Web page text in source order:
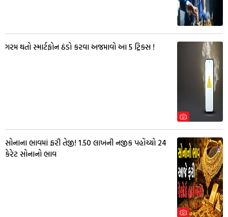
ગરમ થતો સ્માર્ટફોન ઠંડો કરવા અજમાવો આ 5 ટ્રિક્સ !
સોનાના ભાવમાં ફરી તેજી! ₹1.50 લાખની નજીક પહોંચ્યો 24
કેરેટ સોનાનો ભાવ